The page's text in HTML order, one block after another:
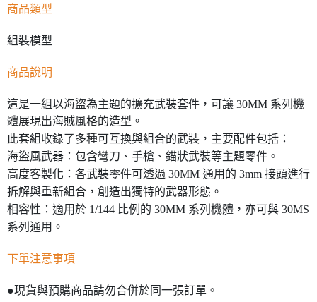
商品類型
組裝模型
商品說明
這是一組以海盜為主題的擴充武裝套件，可讓 30MM 系列機
體展現出海賊風格的造型。
此套組收錄了多種可互換與組合的武裝，主要配件包括：
海盜風武器：包含彎刀、手槍、錨狀武裝等主題零件。
高度客製化：各武裝零件可透過 30MM 通用的 3mm 接頭進行
拆解與重新組合，創造出獨特的武器形態。
相容性：適用於 1/144 比例的 30MM 系列機體，亦可與 30MS
系列通用。
下單注意事項
●現貨與預購商品請勿合併於同一張訂單。